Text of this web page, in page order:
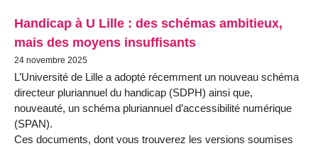
Handicap à U Lille : des schémas ambitieux,
mais des moyens insuffisants
24 novembre 2025
L’Université de Lille a adopté récemment un nouveau schéma
directeur pluriannuel du handicap (SDPH) ainsi que,
nouveauté, un schéma pluriannuel d’accessibilité numérique
(SPAN).
Ces documents, dont vous trouverez les versions soumises